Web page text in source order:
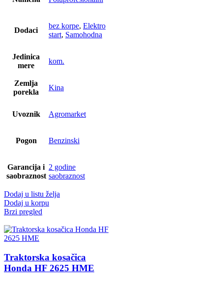
Dodaci
bez korpe, Elektro
start, Samohodna
Jedinica
mere
kom.
Zemlja
porekla
Kina
Uvoznik Agromarket
Pogon Benzinski
Garancija i
saobraznost
2 godine
saobraznost
Dodaj u listu želja
Dodaj u korpu
Brzi pregled
Traktorska kosačica
Honda HF 2625 HME